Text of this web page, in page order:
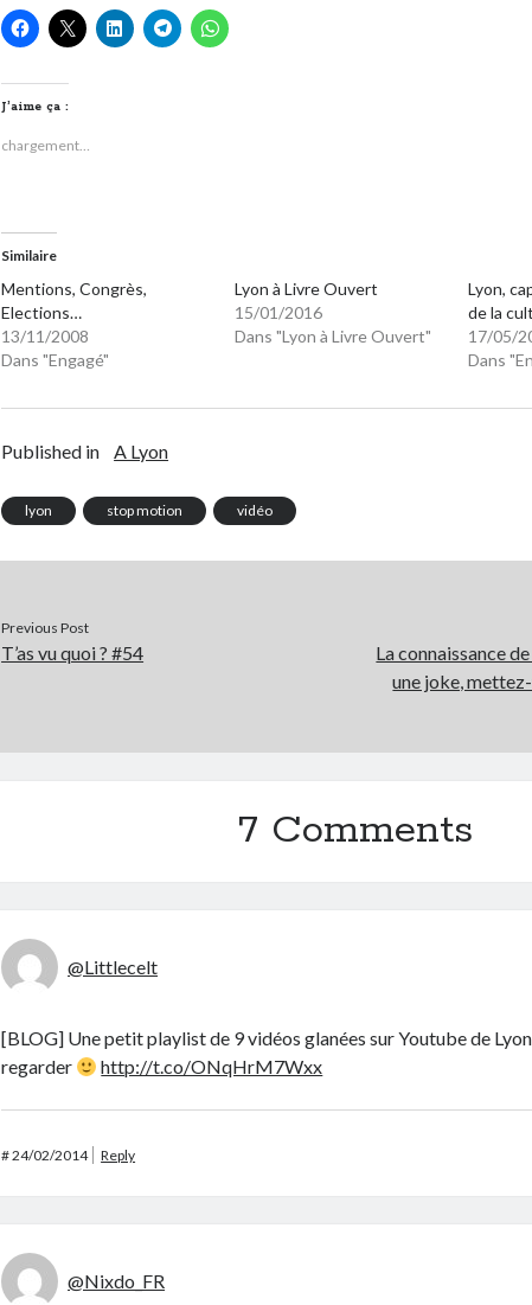
J’aime ça :
chargement…
Similaire
Mentions, Congrès,
Elections…
13/11/2008
Dans "Engagé"
Lyon à Livre Ouvert
15/01/2016
Dans "Lyon à Livre Ouvert"
Lyon,
de la
17/05/
Dans
Published in A Lyon
lyon stop motion vidéo
Previous Post
T’as vu quoi ? #54
La connaissance de
une joke,
7 Comments
@Littlecelt
[BLOG] Une petit playlist de 9 vidéos glanées sur Youtube de
regarder
http://t.co/ONqHrM7Wxx
#24/02/2014 Reply
@Nixdo_FR